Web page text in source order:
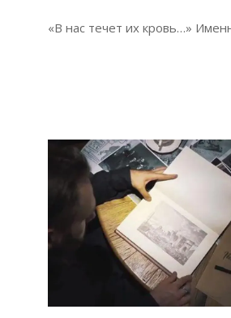
26
«В нас течет их кровь…»